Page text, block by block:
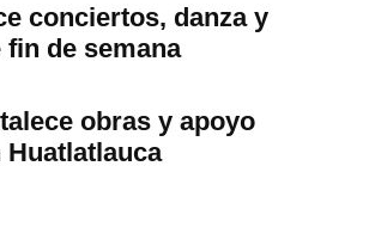
conciertos, danza y
de semana
obras y apoyo
Huatlatlauca